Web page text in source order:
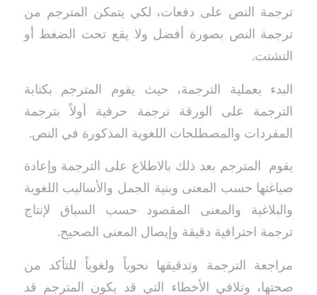
ترجمة النص على دفعات، لكي يتمكن المترجم من
ترجمة النص بصورة أفضل ولا يقع تحت الضغط أو
التشتت.
البدء بعملية الترجمة، حيث يقوم المترجم بكتابة
الترجمة على الورقة ترجمة حرفية أولاً بترجمة
المفردات والمصطلحات اللغوية المذكورة في النص.
يقوم المترجم بعد ذلك بالاطلاع على الترجمة وإعادة
صياغتها حسب المعنى وبنية الجمل والأساليب اللغوية
والبلاغية والمعنى المقصود حسب السياق لإنتاج
ترجمة احترافية دقيقة وإيصال المعنى الصحيح.
مراجعة الترجمة وتدقيقها نحوياً ولغوياً للتأكد من
صحتها، وتلافي الأخطاء التي قد يكون المترجم قد